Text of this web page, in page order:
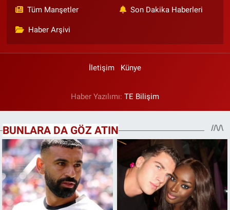
Tüm Manşetler Son Dakika Haberleri
Haber Arşivi
İletişim Künye
Haber Yazılımı: TE Bilişim